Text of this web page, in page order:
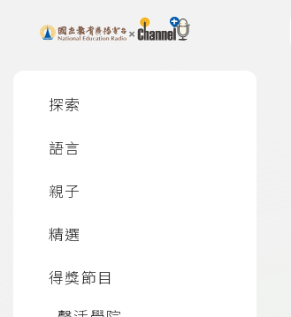
上方功能區塊
探索
語言
親子
精選
得獎節目